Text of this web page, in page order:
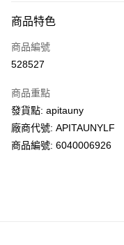
信用卡
AlipayHK
WeChat Pay
送貨方式
商品特色
商品編號
528527
商品重點
發貨點: apitauny
廠商代號: APITAUNYLF
商品編號: 6040006926